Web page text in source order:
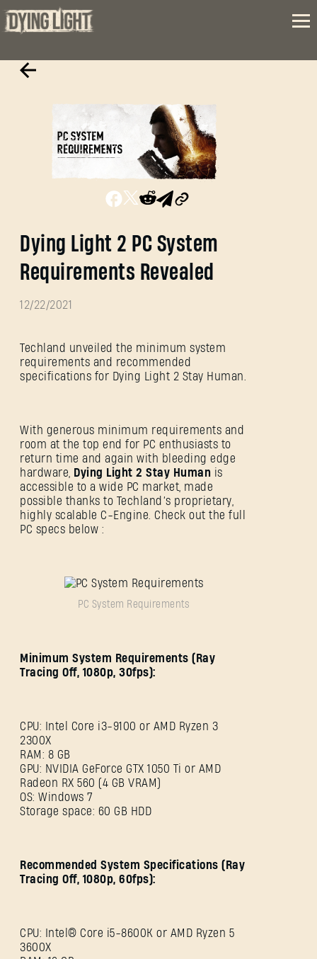
Dying Light 2 PC System
Requirements Revealed
12/22/2021
Techland unveiled the minimum system
requirements and recommended
specifications for Dying Light 2 Stay Human.
With generous minimum requirements and
room at the top end for PC enthusiasts to
return time and again with bleeding edge
hardware,
Dying Light 2 Stay Human is
accessible to a wide PC market, made
possible thanks to Techland’s proprietary,
highly scalable C-Engine. Check out the full
PC specs below :
PC System Requirements
Minimum System Requirements (Ray
Tracing Off, 1080p, 30fps):
CPU: Intel Core i3-9100 or AMD Ryzen 3
2300X
RAM: 8 GB
GPU: NVIDIA GeForce GTX 1050 Ti or AMD
Radeon RX 560 (4 GB VRAM)
OS: Windows 7
Storage space: 60 GB HDD
Recommended System Specifications (Ray
Tracing Off, 1080p, 60fps):
CPU: Intel® Core i5-8600K or AMD Ryzen 5
3600X
REGISTRARSE